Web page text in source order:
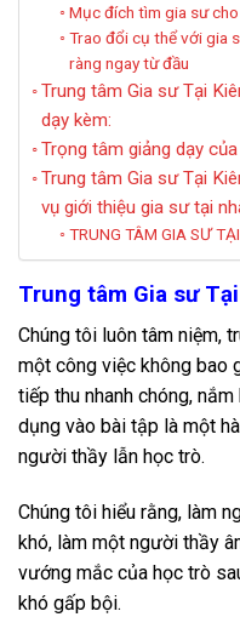
Mục đích tìm gia sư
Trao đổi cụ thể với gia
ràng ngay từ đầu
Trung tâm Gia sư Tại
dạy kèm:
Trọng tâm giảng dạy
Trung tâm Gia sư Tại
vụ giới thiệu gia sư tại
TRUNG TÂM GIA SƯ
Trung tâm Gia sư
Chúng tôi luôn tâm niệm,
một công việc không bao
tiếp thu nhanh chóng,
dụng vào bài tập là một
người thầy lẫn học trò.
Chúng tôi hiểu rằng, làm
khó, làm một người thầy
vướng mắc của học trò
khó gấp bội.